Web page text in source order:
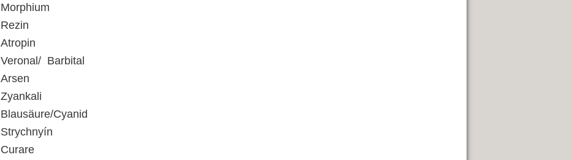
Morphium
Rezin
Atropin
Veronal/ Barbital
Arsen
Zyankali
Blausäure/Cyanid
Strychnyín
Curare